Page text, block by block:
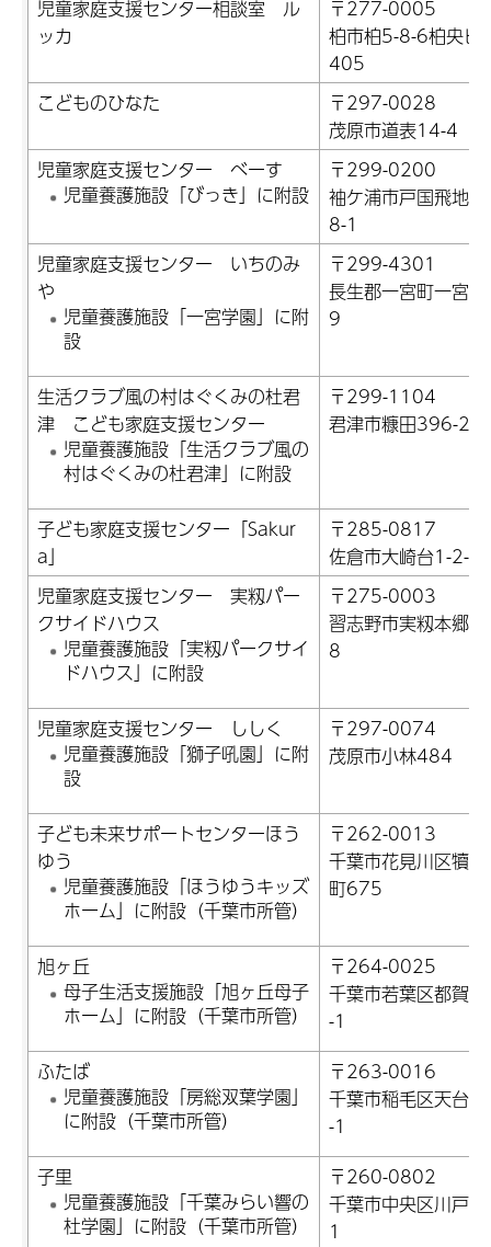
児童家庭支援センター相談室 ル
ッカ
〒277-0005
柏市柏5-8-6柏央ビ
405
こどものひなた
〒297-0028
茂原市道表14-4
児童家庭支援センター べーす
児童養護施設「びっき」に附設
〒299-0200
袖ケ浦市戸国飛地
8-1
児童家庭支援センター いちのみ
や
児童養護施設「一宮学園」に附
設
〒299-4301
長生郡一宮町一宮
9
生活クラブ風の村はぐくみの杜君
津 こども家庭支援センター
児童養護施設「生活クラブ風の
村はぐくみの杜君津」に附設
〒299-1104
君津市糠田396-20
子ども家庭支援センター「Sakur
a」
〒285-0817
佐倉市大崎台1-2-5
児童家庭支援センター 実籾パー
クサイドハウス
児童養護施設「実籾パークサイ
ドハウス」に附設
〒275-0003
習志野市実籾本郷
8
児童家庭支援センター ししく
児童養護施設「獅子吼園」に附
設
〒297-0074
茂原市小林484
子ども未来サポートセンターほう
ゆう
児童養護施設「ほうゆうキッズ
ホーム」に附設（千葉市所管）
〒262-0013
千葉市花見川区犢橋
町675
旭ヶ丘
母子生活支援施設「旭ヶ丘母子
ホーム」に附設（千葉市所管）
〒264-0025
千葉市若葉区都賀
-1
ふたば
児童養護施設「房総双葉学園」
に附設（千葉市所管）
〒263-0016
千葉市稲毛区天台
-1
子里
児童養護施設「千葉みらい響の
杜学園」に附設（千葉市所管）
〒260-0802
千葉市中央区川戸
1